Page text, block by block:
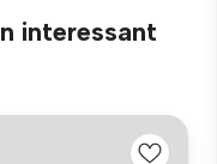
interessant